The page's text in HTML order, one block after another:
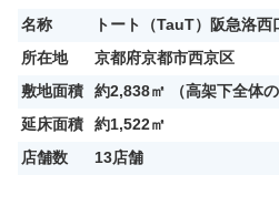
名称
トート（TauT）阪急洛西
所在地
京都府京都市西京区
敷地面積
約2,838㎡ （高架下全体
延床面積
約1,522㎡
店舗数
13店舗